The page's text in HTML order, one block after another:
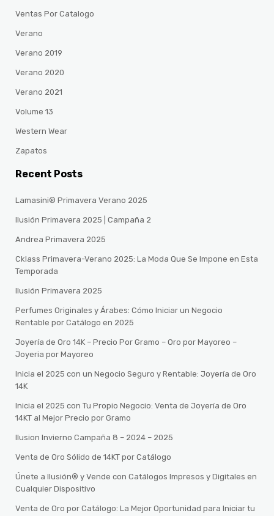
Ventas Por Catalogo
Verano
Verano 2019
Verano 2020
Verano 2021
Volume 13
Western Wear
Zapatos
Recent Posts
Lamasini® Primavera Verano 2025
Ilusión Primavera 2025 | Campaña 2
Andrea Primavera 2025
Cklass Primavera-Verano 2025: La Moda Que Se Impone en Esta
Temporada
Ilusión Primavera 2025
Perfumes Originales y Árabes: Cómo Iniciar un Negocio
Rentable por Catálogo en 2025
Joyería de Oro 14K – Precio Por Gramo – Oro por Mayoreo –
Joyeria por Mayoreo
Inicia el 2025 con un Negocio Seguro y Rentable: Joyería de Oro
14K
Inicia el 2025 con Tu Propio Negocio: Venta de Joyería de Oro
14KT al Mejor Precio por Gramo
Ilusion Invierno Campaña 8 – 2024 – 2025
Venta de Oro Sólido de 14KT por Catálogo
Únete a Ilusión® y Vende con Catálogos Impresos y Digitales en
Cualquier Dispositivo
Venta de Oro por Catálogo: La Mejor Oportunidad para Iniciar tu